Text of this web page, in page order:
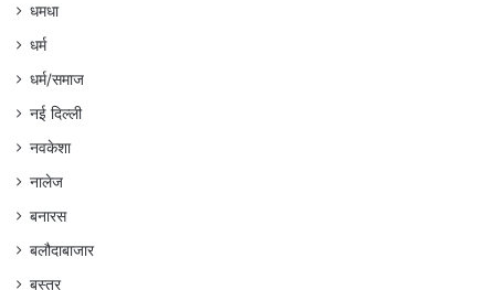
धमधा
धर्म
धर्म/समाज
नई दिल्ली
नवकेशा
नालेज
बनारस
बलौदाबाजार
बस्तर